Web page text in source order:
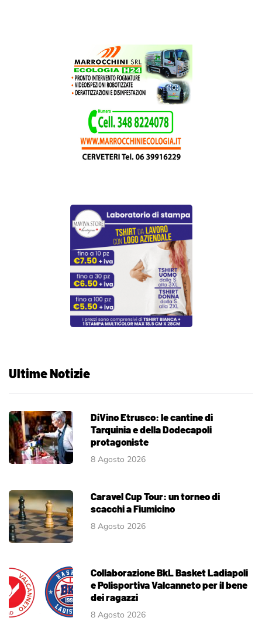
Ultime Notizie
DiVino Etrusco: le cantine di
Tarquinia e della Dodecapoli
protagoniste
8 Agosto 2026
Caravel Cup Tour: un torneo di
scacchi a Fiumicino
8 Agosto 2026
Collaborazione BkL Basket Ladiapoli
e Polisportiva Valcanneto per il bene
dei ragazzi
8 Agosto 2026